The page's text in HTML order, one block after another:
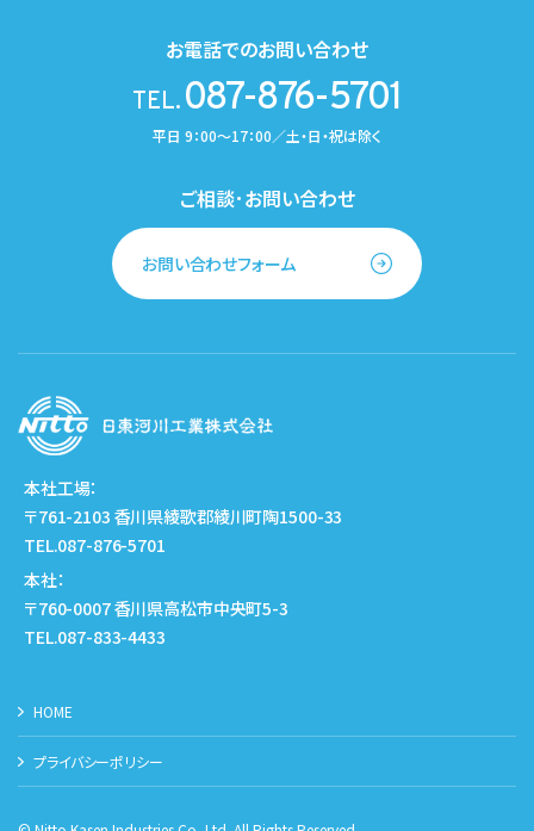
本社工場：
〒761-2103 香川県綾歌郡綾川町陶1500-33
TEL.087-876-5701
本社：
〒760-0007 香川県高松市中央町5-3
TEL.087-833-4433
お電話でのお問い合わせ
TEL.087-876-5701
平日 9：00～17：00／土・日・祝は除く
ご相談･お問い合わせ
お問い合わせフォーム
HOME
プライバシーポリシー